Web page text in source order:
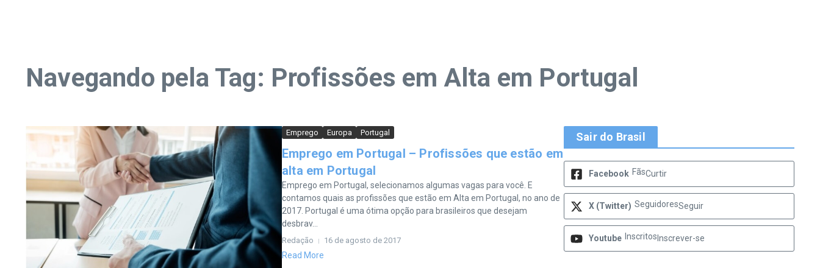
Navegando pela Tag: Profissões em Alta em Portugal
Emprego Europa Portugal
Emprego em Portugal – Profissões que estão em
alta em Portugal
Emprego em Portugal, selecionamos algumas vagas para você. E
contamos quais as profissões que estão em Alta em Portugal, no ano de
2017. Portugal é uma ótima opção para brasileiros que desejam
desbrav...
Redação 16 de agosto de 2017
Read More
Sair do Brasil
Facebook FãsCurtir
X (Twitter) SeguidoresSeguir
Youtube Inscritos Inscrever-se